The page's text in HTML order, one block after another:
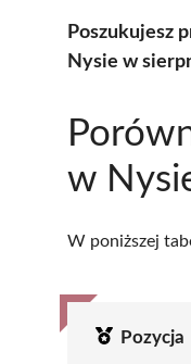
Poszukujesz
Nysie w
w
W poniższej
Pozycja